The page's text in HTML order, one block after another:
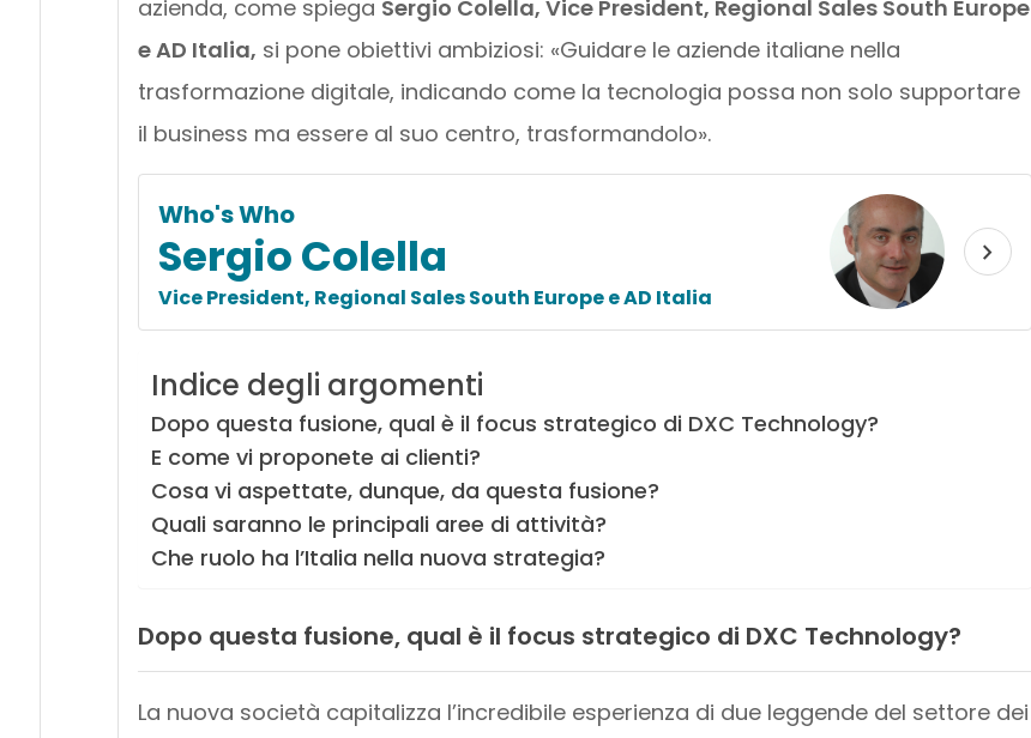
azienda, come spiega Sergio Colella, Vice President, Regional Sales South Europe
e AD Italia, si pone obiettivi ambiziosi: «Guidare le aziende italiane nella
trasformazione digitale, indicando come la tecnologia possa non solo supportare
il business ma essere al suo centro, trasformandolo».
Who's Who
Sergio Colella
Vice President, Regional Sales South Europe e AD Italia
Indice degli argomenti
Dopo questa fusione, qual è il focus strategico di DXC Technology?
E come vi proponete ai clienti?
Cosa vi aspettate, dunque, da questa fusione?
Quali saranno le principali aree di attività?
Che ruolo ha l’Italia nella nuova strategia?
Dopo questa fusione, qual è il focus strategico di DXC Technology?
La nuova società capitalizza l’incredibile esperienza di due leggende del settore dei